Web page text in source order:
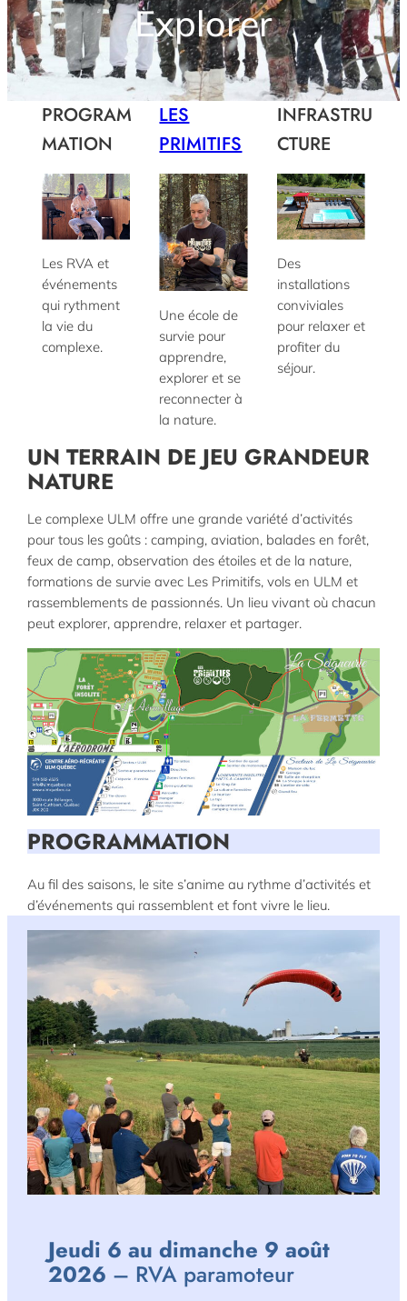
Explorer
PROGRAM
MATION
Les RVA et
événements
qui rythment
la vie du
complexe.
LES
PRIMITIFS
Une école de
survie pour
apprendre,
explorer et se
reconnecter à
la nature.
INFRASTRU
CTURE
Des
installations
conviviales
pour relaxer et
profiter du
séjour.
UN TERRAIN DE JEU GRANDEUR
NATURE
Le complexe ULM offre une grande variété d’activités
pour tous les goûts : camping, aviation, balades en forêt,
feux de camp, observation des étoiles et de la nature,
formations de survie avec Les Primitifs, vols en ULM et
rassemblements de passionnés. Un lieu vivant où chacun
peut explorer, apprendre, relaxer et partager.
PROGRAMMATION
Au fil des saisons, le site s’anime au rythme d’activités et
d’événements qui rassemblent et font vivre le lieu.
Jeudi 6 au dimanche 9 août
2026 – RVA paramoteur